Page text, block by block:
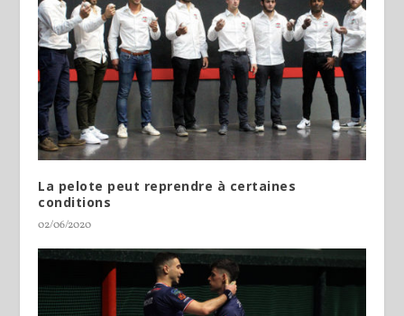
La pelote peut reprendre à certaines
conditions
02/06/2020